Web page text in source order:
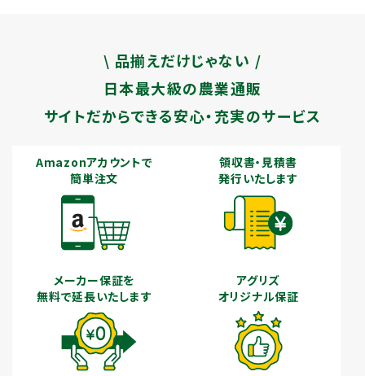
\ 品揃えだけじゃない /
日本最大級の農業通販
サイトだからできる安心・充実のサービス
Amazonアカウントで
簡単注文
領収書・見積書
発行いたします
メーカー保証を
無料で延長いたします
アグリズ
オリジナル保証